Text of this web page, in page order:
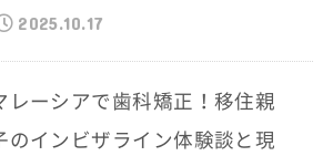
2025.10.17
レーシアで歯科矯正！移住親
のインビザライン体験談と現